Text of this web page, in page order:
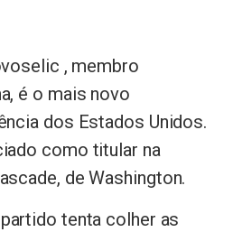
, membro
é o mais novo
dos Estados Unidos.
como titular na
de Washington.
tenta colher as